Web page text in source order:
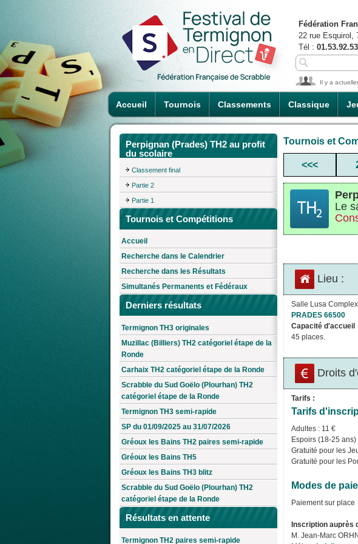
Accueil Tournois Classements Classique
Fédération
22 rue Esquirol,
Tél :
Il y a
Perpignan (Prades) TH2 au profit
du scolaire
Classement final
Partie 2
Partie 1
Tournois et Compétitions
Accueil
Recherche dans le Calendrier
Recherche dans les Résultats
Simultanés Permanents et Fédéraux
Derniers résultats
Termignon TH3 originales
Muzillac (Billiers) TH2 catégoriel étape de la
Ronde
Carhaix TH2 catégoriel étape de la Ronde
Scrabble du Sud Goëlo (Plourhan) TH2
catégoriel étape de la Ronde
Termignon TH3 semi-rapide
SP du 01/09/2025 au 31/07/2026
Gréoux les Bains TH2 paires semi-rapide
Gréoux les Bains TH5
Gréoux les Bains TH3 blitz
Scrabble du Sud Goëlo (Plourhan) TH2
catégoriel étape de la Ronde
Résultats en attente
Termignon TH2 paires semi-rapide
Tournois et
<<<
Le
Lieu :
Salle Lusa
PRADES 66500
Capacité d'accueil
45 places.
Droits
Tarifs :
Tarifs
Adultes : 11 €
Espoirs (18-25 ans)
Gratuité pour les
Gratuité pour les
Modes de
Paiement sur place
Inscription auprès
M. Jean-Marc